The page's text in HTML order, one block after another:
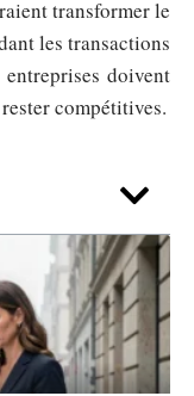
transformer le
les transactions
doivent
compétitives.